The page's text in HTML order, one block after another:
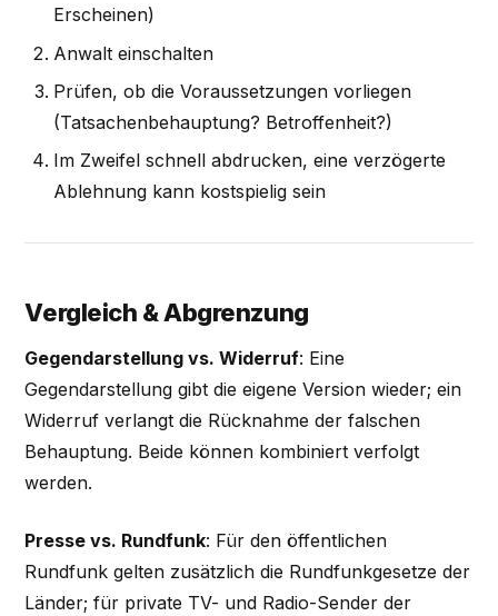
Erscheinen)
Anwalt einschalten
Prüfen, ob die Voraussetzungen vorliegen
(Tatsachenbehauptung? Betroffenheit?)
Im Zweifel schnell abdrucken, eine verzögerte
Ablehnung kann kostspielig sein
Vergleich & Abgrenzung
Gegendarstellung vs. Widerruf: Eine
Gegendarstellung gibt die eigene Version wieder; ein
Widerruf verlangt die Rücknahme der falschen
Behauptung. Beide können kombiniert verfolgt
werden.
Presse vs. Rundfunk: Für den öffentlichen
Rundfunk gelten zusätzlich die Rundfunkgesetze der
Länder; für private TV- und Radio-Sender der